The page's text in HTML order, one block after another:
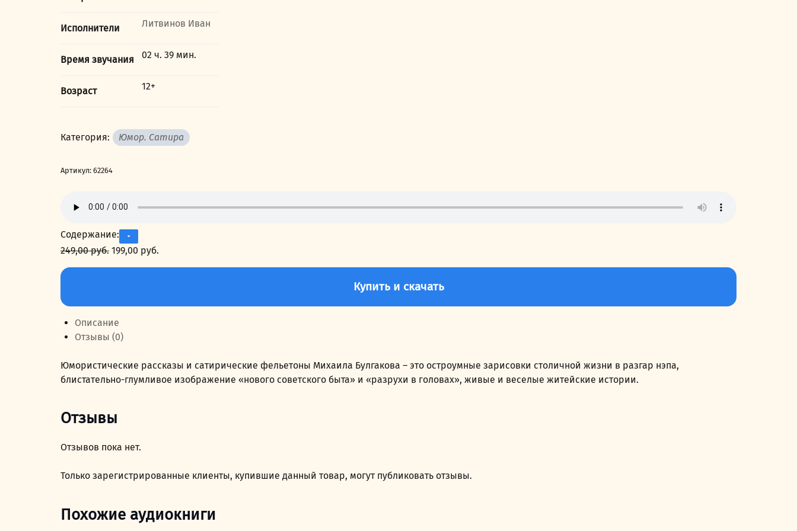
Исполнители Литвинов Иван
Время звучания 02 ч. 39 мин.
Возраст 12+
Категория: Юмор. Сатира
Артикул: 62264
Содержание:
249,00руб. Первоначальная
199,00 руб.
Количество
Юмористические
Купить и скачать
Описание
Отзывы (0)
Юмористические рассказы и сатирические фельетоны Михаила Булгакова – это остроумные зарисовки столичной жизни в разгар нэпа,
блистательно-глумливое изображение «нового советского быта» и «разрухи в головах», живые и веселые житейские истории.
Отзывы
Отзывов пока нет.
Только зарегистрированные клиенты, купившие данный товар, могут публиковать отзывы.
Похожие аудиокниги